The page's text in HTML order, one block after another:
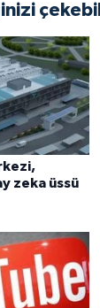
zeka üssü